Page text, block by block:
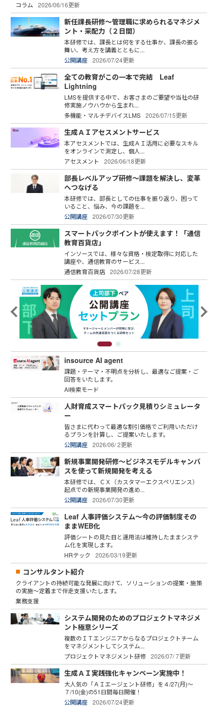
コラム
2026/06/16更新
新任課長研修～管理職に求められるマネジメ
ント・采配力（２日間）
本研修では、課長とは何をする仕事か、課長の振る
舞い、考え方を講義とともに...
公開講座 2026/07/24更新
全ての教育がこの一本で完結 Leaf
Lightning
LMSを提供する中で、お客さまのご要望や当社の研
修実施ノウハウから生まれ...
多機能・マルチデバイスLMS 2026/07/15更新
生成ＡＩアセスメントサービス
本アセスメントでは、生成ＡＩ活用に必要なスキル
をオンラインで測定し、個人...
アセスメント
2026/06/18更新
部長レベルアップ研修～課題を解決し、変革
へつなげる
本研修では、部長としての仕事を振り返り、困って
いること、悩み、今の課題を...
公開講座 2026/07/30更新
スマートパックポイントが使えます！「通信
教育百貨店」
インソースでは、様々な資格・検定取得に対応した
講座や、通信教育のサービス...
通信教育百貨店 2026/07/28更新
insource AI agent
課題・テーマ・不明点を分析し、最適なご提案・ご
回答をいたします。
AI検索モード
人財育成スマートパック見積りシミュレータ
ー
皆さまに代わって最適な割引価格でご利用いただけ
るプランを計算し、ご提案いたします。
公開講座 2026/06/ 2更新
新規事業開発研修～ビジネスモデルキャンバ
スを使って新規開発を考える
本研修では、ＣＸ（カスタマーエクスペリエンス）
起点での新規事業開発の進め...
公開講座 2026/07/30更新
Leaf 人事評価システム～今の評価制度その
ままWEB化
評価シートの見た目と運用法は維持したままシステ
ム化を実現します。
HRテック
2026/03/19更新
コンサルタント紹介
クライアントの持続可能な発展に向けて、ソリューションの提案・施策
の実施～定着まで伴走支援いたします。
業務支援
システム開発のためのプロジェクトマネジメ
ント極意シリーズ
複数のＩＴエンジニアからなるプロジェクトチーム
をマネジメントしてシステム...
プロジェクトマネジメント研修 2026/07/ 7更新
生成ＡＩ実践強化キャンペーン実施中！
大人気の「ＡＩエージェント研修」を４/27(月)～
７/10(金)の51日間毎日開催！
公開講座 2026/07/24更新